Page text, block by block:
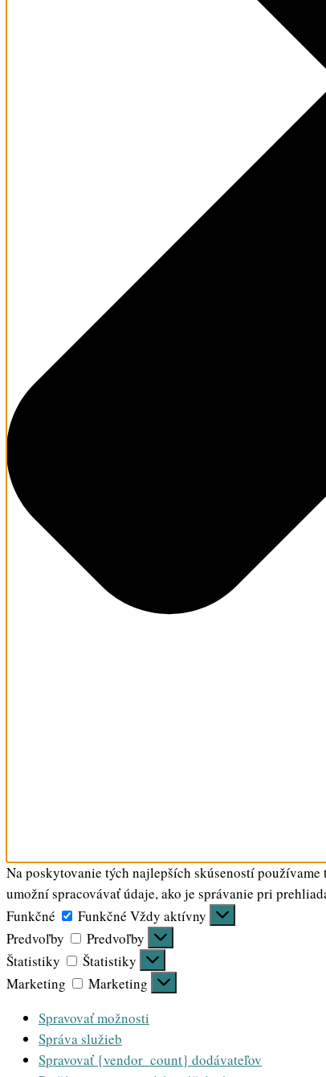
Na poskytovanie tých najlepších skúseností
umožní spracovávať údaje, ako je správanie pri
Funkčné
Funkčné Vždy aktívny
Predvoľby
Predvoľby
Štatistiky
Štatistiky
Marketing
Marketing
Spravovať možnosti
Správa služieb
Spravovať {vendor_count} dodávateľov